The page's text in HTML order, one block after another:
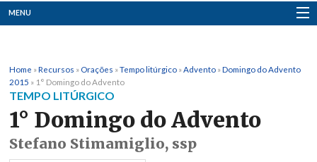
MENU
Onde Estamos
Notícias
Recursos
Home »Recursos » Orações »Tempo litúrgico » Advento »Domingo do Advento
2015 » 1° Domingo do Advento
TEMPO LITÚRGICO
1° Domingo do Advento
Stefano Stimamiglio, ssp